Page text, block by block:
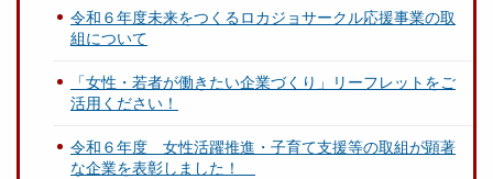
令和６年度未来をつくるロカジョサークル応援事業の取
組について
「女性・若者が働きたい企業づくり」リーフレットをご
活用ください！
令和６年度 女性活躍推進・子育て支援等の取組が顕著
な企業を表彰しました！